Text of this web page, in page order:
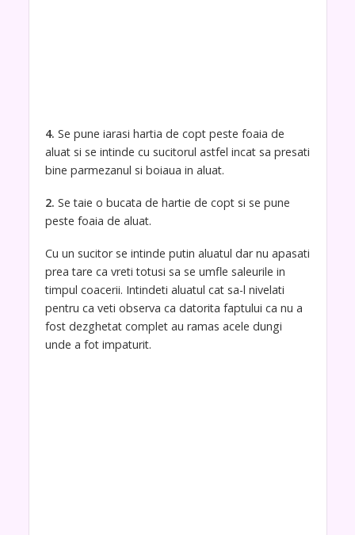
4. Se pune iarasi hartia de copt peste foaia de
aluat si se intinde cu sucitorul astfel incat sa presati
bine parmezanul si boiaua in aluat.
2. Se taie o bucata de hartie de copt si se pune
peste foaia de aluat.
Cu un sucitor se intinde putin aluatul dar nu apasati
prea tare ca vreti totusi sa se umfle saleurile in
timpul coacerii. Intindeti aluatul cat sa-l nivelati
pentru ca veti observa ca datorita faptului ca nu a
fost dezghetat complet au ramas acele dungi
unde a fot impaturit.